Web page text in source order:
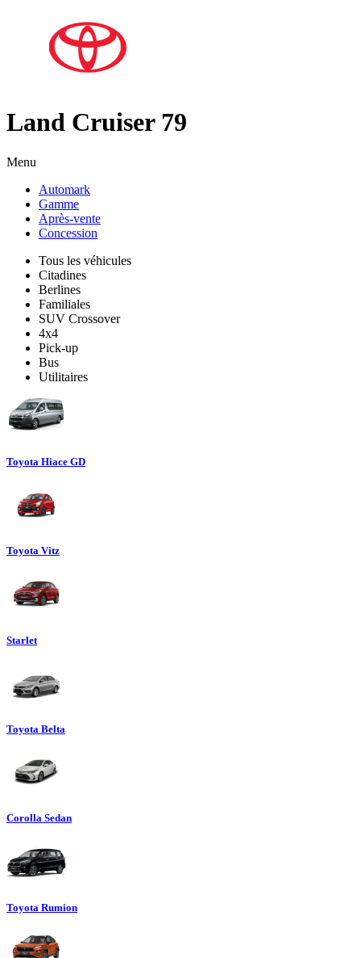
Land Cruiser 79
Menu
Automark
Gamme
Après-vente
Concession
Tous les véhicules
Citadines
Berlines
Familiales
SUV Crossover
4x4
Pick-up
Bus
Utilitaires
Toyota Hiace GD
Toyota Vitz
Starlet
Toyota Belta
Corolla Sedan
Toyota Rumion